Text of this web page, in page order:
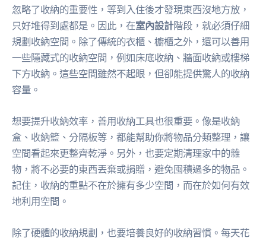
忽略了收納的重要性，等到入住後才發現東西沒地方放，
只好堆得到處都是。因此，在室內設計階段，就必須仔細
規劃收納空間。除了傳統的衣櫃、櫥櫃之外，還可以善用
一些隱藏式的收納空間，例如床底收納、牆面收納或樓梯
下方收納。這些空間雖然不起眼，但卻能提供驚人的收納
容量。
想要提升收納效率，善用收納工具也很重要。像是收納
盒、收納籃、分隔板等，都能幫助你將物品分類整理，讓
空間看起來更整齊乾淨。另外，也要定期清理家中的雜
物，將不必要的東西丟棄或捐贈，避免囤積過多的物品。
記住，收納的重點不在於擁有多少空間，而在於如何有效
地利用空間。
除了硬體的收納規劃，也要培養良好的收納習慣。每天花